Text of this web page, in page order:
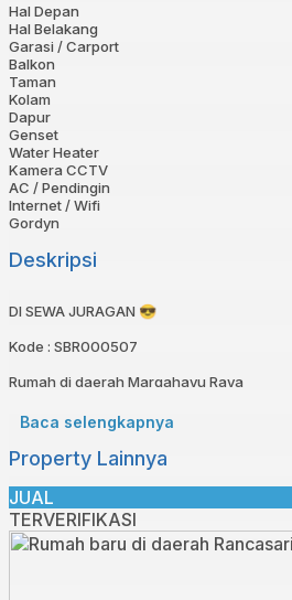
Hal Depan
Hal Belakang
Garasi / Carport
Balkon
Taman
Kolam
Dapur
Genset
Water Heater
Kamera CCTV
AC / Pendingin
Internet / Wifi
Gordyn
Deskripsi
DI SEWA JURAGAN 😎⁣
Kode : SBR000507⁣
Rumah di daerah Margahayu Raya⁣
Spesifikasi:⁣
Sertifikat : SHM⁣
Luas Tanah : 90⁣
Luas Bangunan : 120⁣
Kamar tidur : 3⁣
Kamar Mandi : 3⁣
Air : Jetpump⁣
Baca selengkapnya
Property Lainnya
JUAL
TERVERIFIKASI